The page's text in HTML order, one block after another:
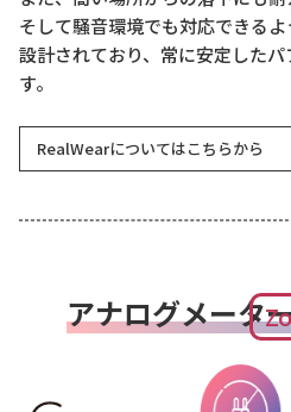
そして騒音環境でも対応できる
設計されており、常に安定した
す。
RealWearについてはこちらから
アナログメータ